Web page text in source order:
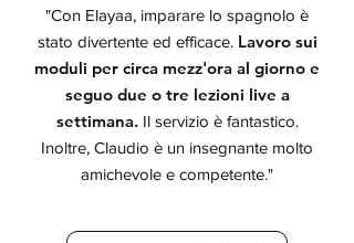
"Con Elayaa, imparare lo spagnolo è
stato divertente ed efficace. Lavoro sui
moduli per circa mezz'ora al giorno e
seguo due o tre lezioni live a
settimana.Il servizio è fantastico.
Inoltre, Claudio è un insegnante molto
amichevole e competente."